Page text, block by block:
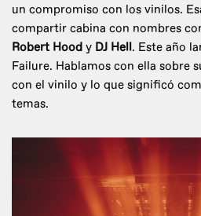
un compromiso con los vinilos.
compartir cabina con nombres
Robert Hood y DJ Hell. Este año
Failure. Hablamos con ella sobre
con el vinilo y lo que significó
temas.